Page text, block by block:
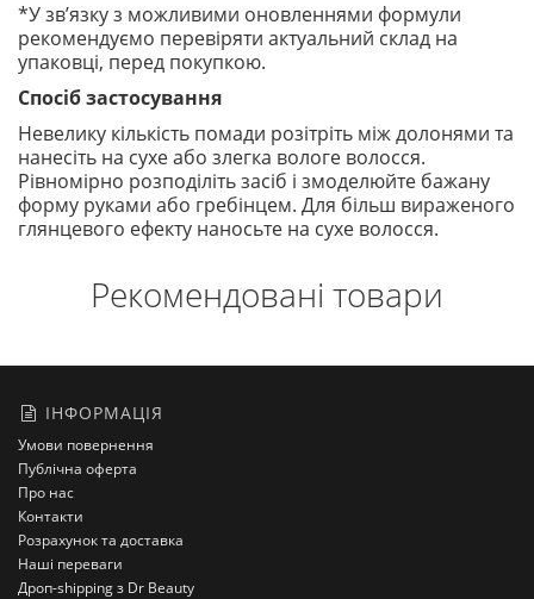
*У зв’язку з можливими оновленнями формули
рекомендуємо перевіряти актуальний склад на
упаковці, перед покупкою.
Спосіб застосування
Невелику кількість помади розітріть між долонями та
нанесіть на сухе або злегка вологе волосся.
Рівномірно розподіліть засіб і змоделюйте бажану
форму руками або гребінцем. Для більш вираженого
глянцевого ефекту наносьте на сухе волосся.
Рекомендовані товари
ІНФОРМАЦІЯ
Умови повернення
Публічна оферта
Про нас
Контакти
Розрахунок та доставка
Наші переваги
Дроп-shipping з Dr Beauty